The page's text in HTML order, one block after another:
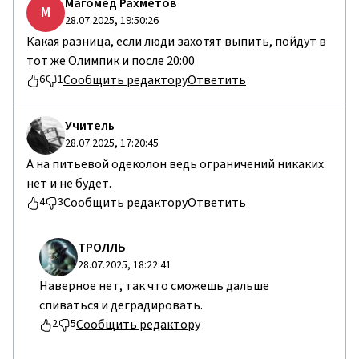
М 28.07.2025, 19:50:26
Какая разница, если люди захотят выпить, пойдут в
тот же Олимпик и после 20:00
6 1Сообщить редакторуОтветить
Учитель
28.07.2025, 17:20:45
А на питьевой одеколон ведь ограничений никаких
нет и не будет.
4 3Сообщить редакторуОтветить
TPOЛЛЬ
28.07.2025, 18:22:41
Наверное нет, так что сможешь дальше
спиваться и деградировать.
2 5Сообщить редактору